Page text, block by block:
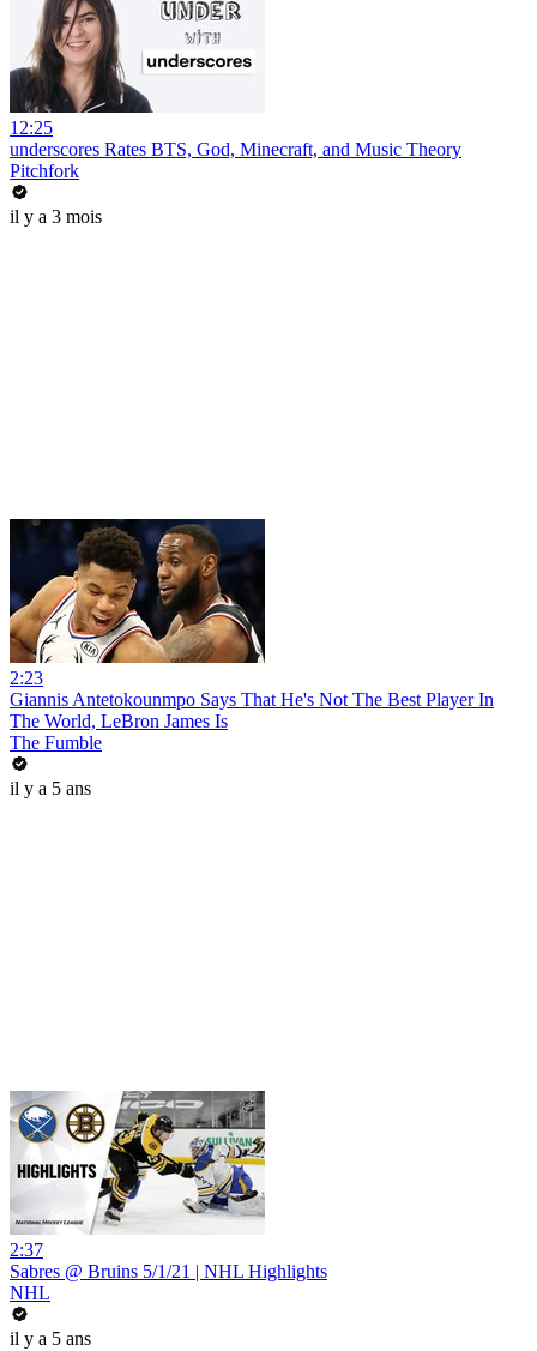
12:25
underscores Rates BTS, God, Minecraft, and Music Theory
Pitchfork
il y a 3 mois
2:23
Giannis Antetokounmpo Says That He's Not The Best Player In
The World, LeBron James Is
The Fumble
il y a 5 ans
2:37
Sabres @ Bruins 5/1/21 | NHL Highlights
NHL
il y a 5 ans